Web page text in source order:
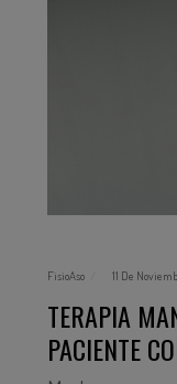
FisioAso 11 De
TERAPIA
PACIENTE